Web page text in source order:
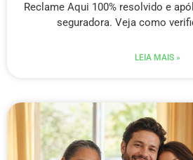
Reclame Aqui 100% resolvido e
seguradora. Veja como
LEIA MAIS »